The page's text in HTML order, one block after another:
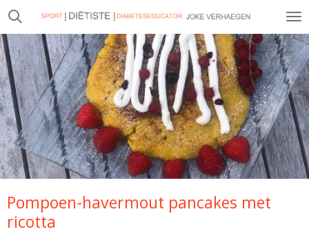
Ga
naar
de
hoofdinhoud
Pompoen-havermout pancakes met
ricotta